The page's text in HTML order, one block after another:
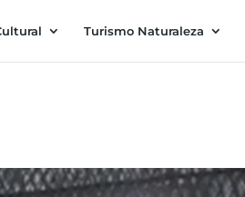
Turismo Naturaleza